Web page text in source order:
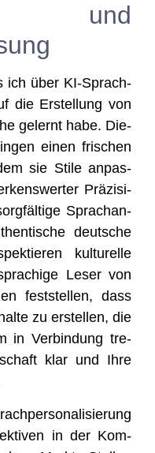
und
ich über KI-Sprach­
die Erstel­lung von
gelernt habe. Die­
einen fri­schen
sie Sti­le anpas­
Prä­zi­si­
Sprach­an­
deut­sche
kul­tu­rel­le
Leser von
fest­stel­len, dass
zu erstel­len, die
in Ver­bin­dung tre­
klar und Ihre
in der Kom­